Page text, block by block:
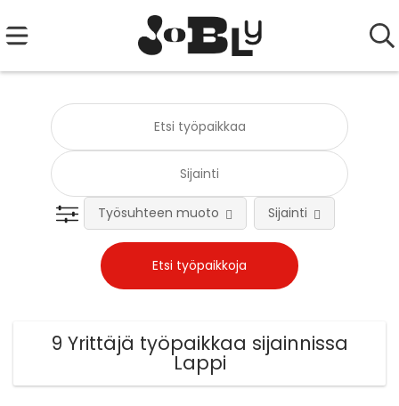
Työsuhteen muoto Sijainti
9 Yrittäjä työpaikkaa sijainnissa
Lappi